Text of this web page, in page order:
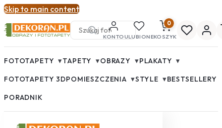
Skip to main content
KONTOULUBIONE
0
KOSZYK
FOTOTAPETY ▾TAPETY ▾OBRAZY ▾PLAKATY ▾
FOTOTAPETY 3DPOMIESZCZENIA ▾STYLE ▾BESTSELLERY
PORADNIK